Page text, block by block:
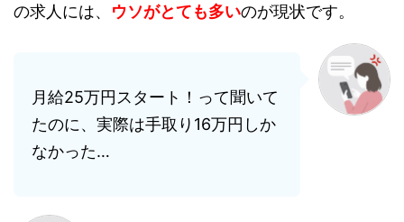
の求人には、 ウソがとても多いのが現状です。
月給25万円スタート！って聞いて
たのに、実際は手取り16万円しか
なかった…